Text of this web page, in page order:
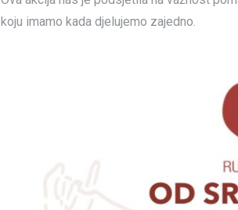
koju imamo kada djelujemo zajedno.